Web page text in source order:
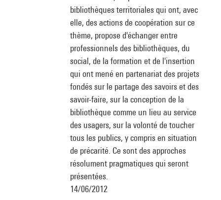
bibliothèques territoriales qui ont, avec
elle, des actions de coopération sur ce
thème, propose d'échanger entre
professionnels des bibliothèques, du
social, de la formation et de l'insertion
qui ont mené en partenariat des projets
fondés sur le partage des savoirs et des
savoir-faire, sur la conception de la
bibliothèque comme un lieu au service
des usagers, sur la volonté de toucher
tous les publics, y compris en situation
de précarité. Ce sont des approches
résolument pragmatiques qui seront
présentées.
14/06/2012